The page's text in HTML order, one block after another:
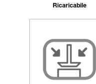
Ricaricabile